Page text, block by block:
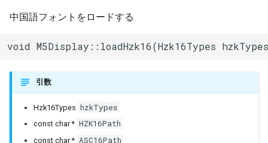
角丸四角描画
fillRoundRect()
描画方向設定 setRotation()
反転表示 invertDisplay()
Server
StaticRequestHandler
Stream
StreamString
中国語フォントをロードする
void M5Display::loadHzk16(Hzk16Types
引数
Hzk16Types hzkTypes
const char * HZK16Path
const char * ASC16Path